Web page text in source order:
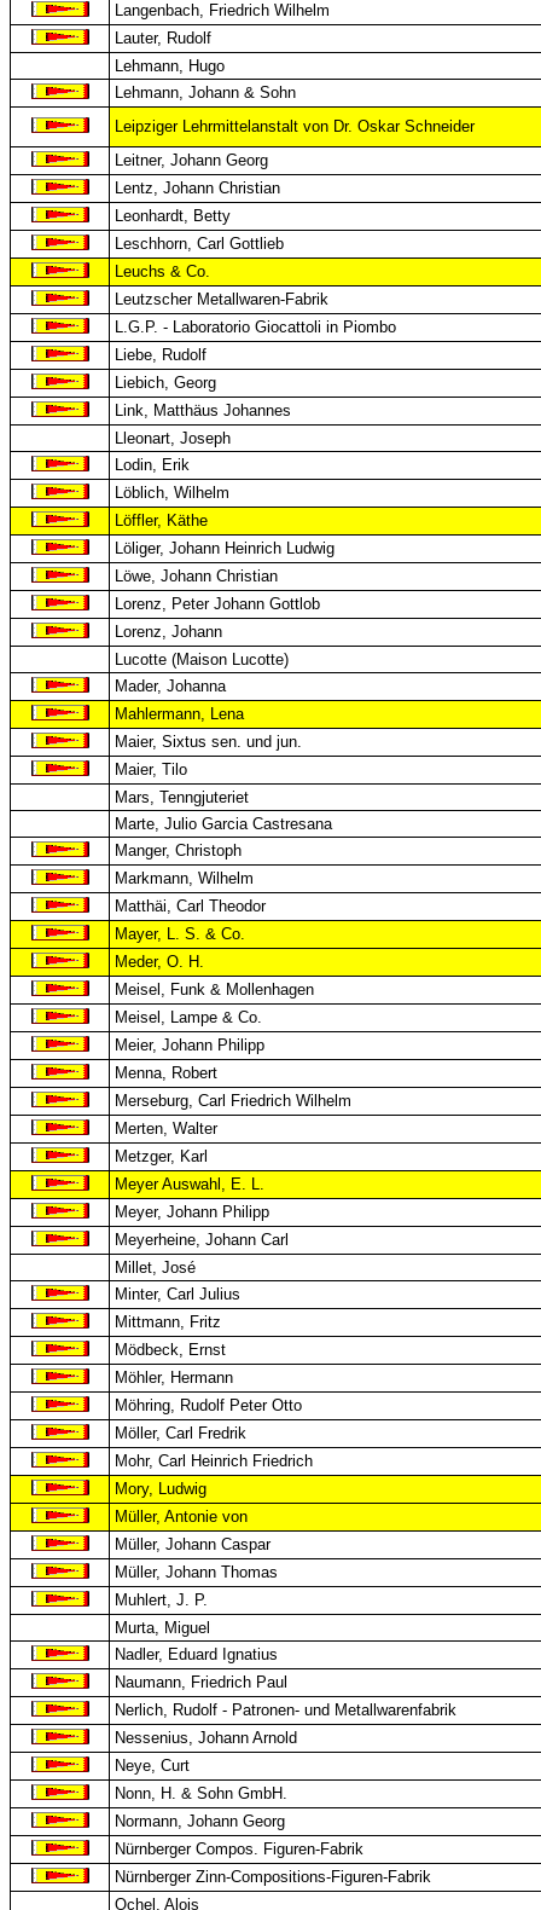
Langenbach, Friedrich Wilhelm
Lauter, Rudolf
Lehmann, Hugo
Lehmann, Johann & Sohn
Leipziger Lehrmittelanstalt von Dr. Oskar Schneider
Leitner, Johann Georg
Lentz, Johann Christian
Leonhardt, Betty
Leschhorn, Carl Gottlieb
Leuchs & Co.
Leutzscher Metallwaren-Fabrik
L.G.P. - Laboratorio Giocattoli in Piombo
Liebe, Rudolf
Liebich, Georg
Link, Matthäus Johannes
Lleonart, Joseph
Lodin, Erik
Löblich, Wilhelm
Löffler, Käthe
Löliger, Johann Heinrich Ludwig
Löwe, Johann Christian
Lorenz, Peter Johann Gottlob
Lorenz, Johann
Lucotte (Maison Lucotte)
Mader, Johanna
Mahlermann, Lena
Maier, Sixtus sen. und jun.
Maier, Tilo
Mars, Tenngjuteriet
Marte, Julio Garcia Castresana
Manger, Christoph
Markmann, Wilhelm
Matthäi, Carl Theodor
Mayer, L. S. & Co.
Meder, O. H.
Meisel, Funk & Mollenhagen
Meisel, Lampe & Co.
Meier, Johann Philipp
Menna, Robert
Merseburg, Carl Friedrich Wilhelm
Merten, Walter
Metzger, Karl
Meyer Auswahl, E. L.
Meyer, Johann Philipp
Meyerheine, Johann Carl
Millet, José
Minter, Carl Julius
Mittmann, Fritz
Mödbeck, Ernst
Möhler, Hermann
Möhring, Rudolf Peter Otto
Möller, Carl Fredrik
Mohr, Carl Heinrich Friedrich
Mory, Ludwig
Müller, Antonie von
Müller, Johann Caspar
Müller, Johann Thomas
Muhlert, J. P.
Murta, Miguel
Nadler, Eduard Ignatius
Naumann, Friedrich Paul
Nerlich, Rudolf - Patronen- und Metallwarenfabrik
Nessenius, Johann Arnold
Neye, Curt
Nonn, H. & Sohn GmbH.
Normann, Johann Georg
Nürnberger Compos. Figuren-Fabrik
Nürnberger Zinn-Compositions-Figuren-Fabrik
Ochel, Alois